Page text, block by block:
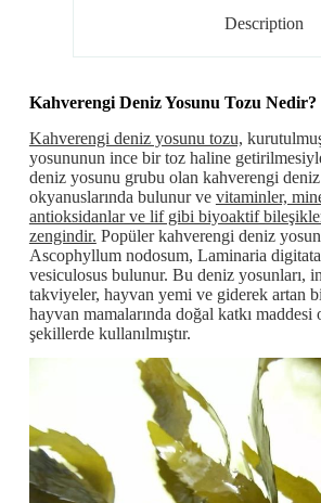
Description
Kahverengi Deniz Yosunu Tozu Nedir?
Kahverengi deniz yosunu tozu,
yosununun ince bir toz haline
deniz yosunu grubu olan kahverengi
okyanuslarında bulunur ve vitaminler,
antioksidanlar ve lif gibi biyoaktif bileşikler
zengindir. Popüler kahverengi deniz
Ascophyllum nodosum, Laminaria
vesiculosus bulunur. Bu deniz yosunları,
takviyeler, hayvan yemi ve giderek artan
hayvan mamalarında doğal katkı maddesi
şekillerde kullanılmıştır.